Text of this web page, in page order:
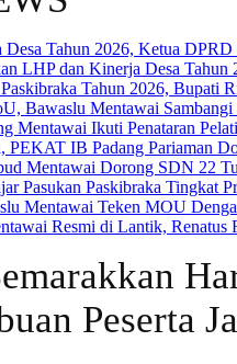
Tahun 2026, Ketua
LHP dan Kinerja Desa
Tahun 2026, Bupati
Bawaslu Mentawai
Mentawai Ikuti Penataran
PEKAT IB Padang Pariaman
Mentawai Dorong SDN 22
Pasukan Paskibraka Tingkat
Mentawai Teken MOU
Resmi di Lantik, Renatus
Peserta